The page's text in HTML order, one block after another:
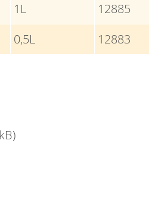
1L 12885
0,5L 12883